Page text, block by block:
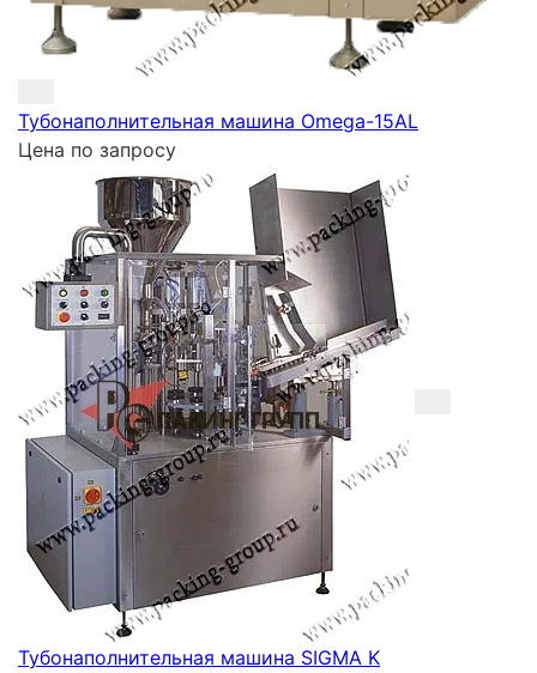
Тубонаполнительная машина Omega-15AL
Цена по запросу
Тубонаполнительная машина SIGMA K